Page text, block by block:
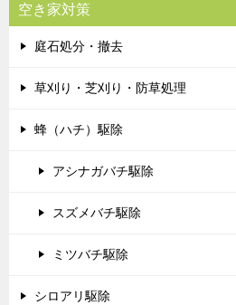
空き家対策
庭石処分・撤去
草刈り・芝刈り・防草処理
蜂（ハチ）駆除
アシナガバチ駆除
スズメバチ駆除
ミツバチ駆除
シロアリ駆除